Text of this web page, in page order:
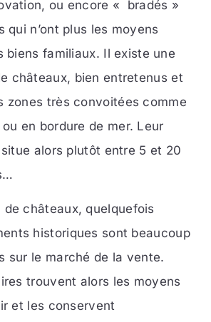
ou encore « bradés »
qui n’ont plus les moyens
biens familiaux. Il existe une
châteaux, bien entretenus et
zones très convoitées comme
en bordure de mer. Leur
alors plutôt entre 5 et 20
châteaux, quelquefois
historiques sont beaucoup
sur le marché de la vente.
trouvent alors les moyens
et les conservent